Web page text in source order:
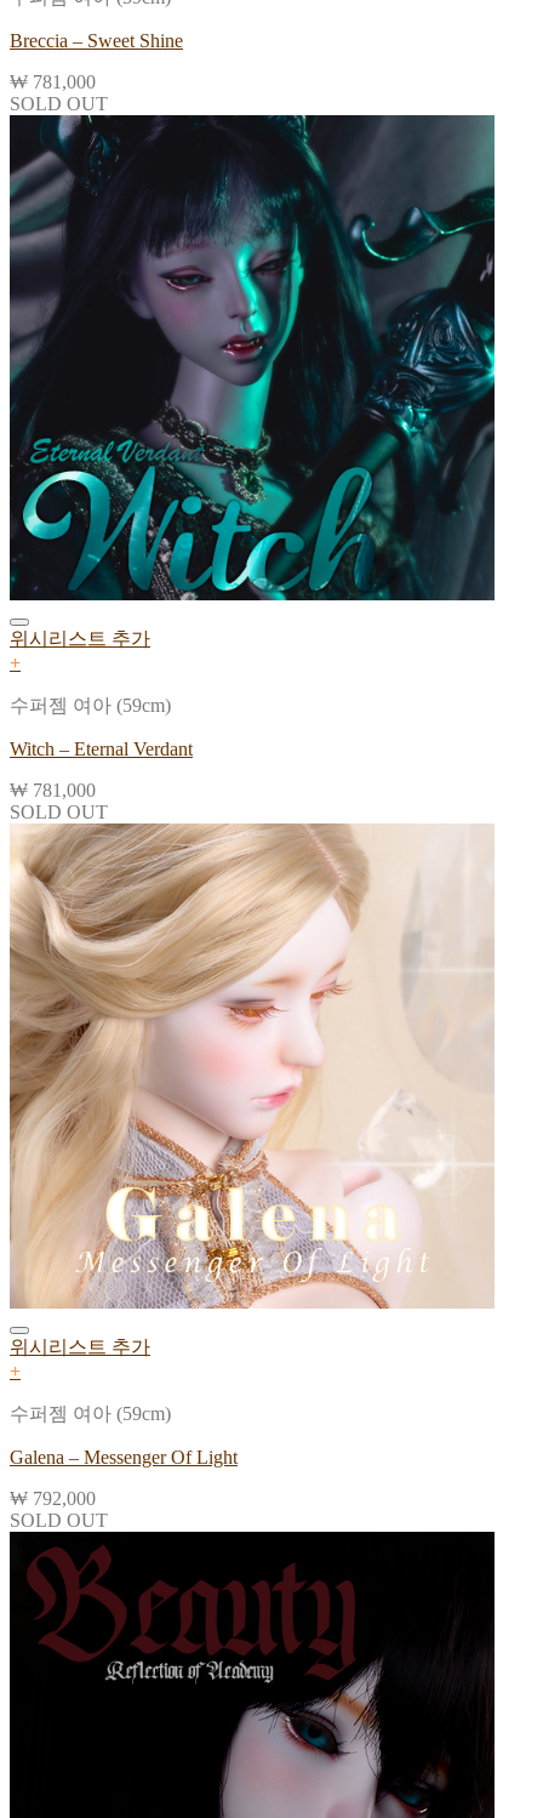
Breccia – Sweet Shine
₩ 781,000
SOLD OUT
위시리스트 추가
+
수퍼젬 여아 (59cm)
Witch – Eternal Verdant
₩ 781,000
SOLD OUT
위시리스트 추가
+
수퍼젬 여아 (59cm)
Galena – Messenger Of Light
₩ 792,000
SOLD OUT